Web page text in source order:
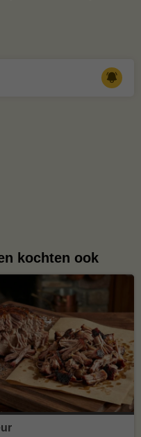
kochten ook